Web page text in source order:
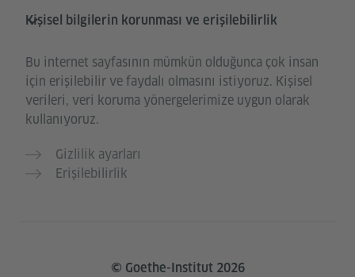
Kişisel bilgilerin korunması ve erişilebilirlik
Bu internet sayfasının mümkün olduğunca çok insan
için erişilebilir ve faydalı olmasını istiyoruz. Kişisel
verileri, veri koruma yönergelerimize uygun olarak
kullanıyoruz.
Gizlilik ayarları
Erişilebilirlik
© Goethe-Institut 2026